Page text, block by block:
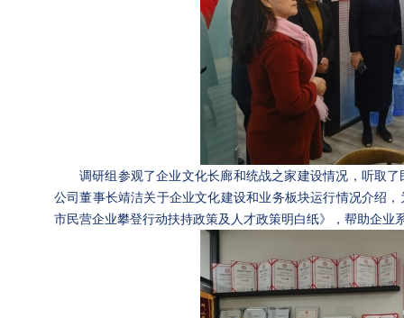
调研组参观了企业文化长廊和统战之家建设情况，听取
公司董事长靖洁关于企业文化建设和业务板块运行情况介绍
市民营企业攀登行动扶持政策及人才政策明白纸》，帮助企